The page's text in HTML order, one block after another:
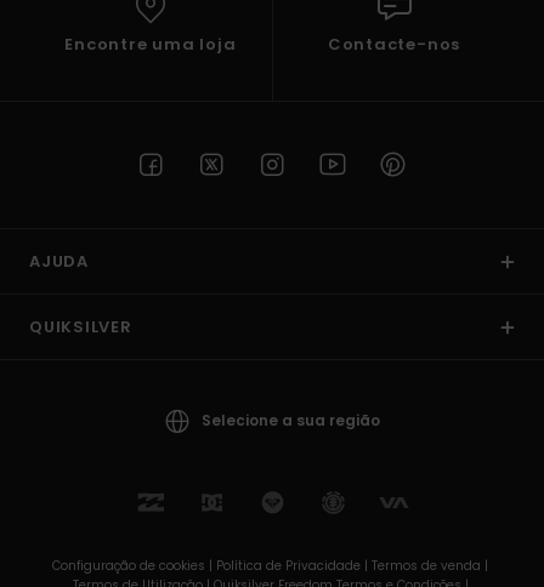
Encontre uma loja Contacte-nos
AJUDA
QUIKSILVER
Selecione a sua região
Configuração de cookies | Política de Privacidade | Termos de venda |